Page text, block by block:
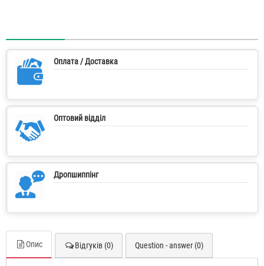
Оплата / Доставка
Оптовий відділ
Дропшиппінг
Опис Відгуків (0) Question - answer (0)